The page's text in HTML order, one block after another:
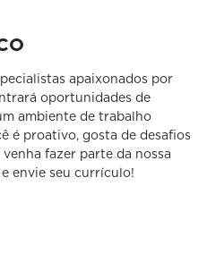
apaixonados por
oportunidades de
ambiente de trabalho
é proativo, gosta de desafios
fazer parte da nossa
envie seu currículo!